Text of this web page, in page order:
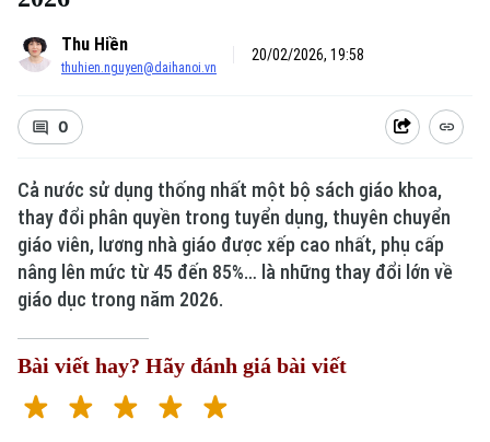
Thu Hiền
thuhien.nguyen@daihanoi.vn
20/02/2026, 19:58
0
Cả nước sử dụng thống nhất một bộ sách giáo khoa,
thay đổi phân quyền trong tuyển dụng, thuyên chuyển
giáo viên, lương nhà giáo được xếp cao nhất, phụ cấp
nâng lên mức từ 45 đến 85%… là những thay đổi lớn về
giáo dục trong năm 2026.
Bài viết hay? Hãy đánh giá bài viết